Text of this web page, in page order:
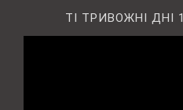
ТІ ТРИВОЖНІ ДНІ